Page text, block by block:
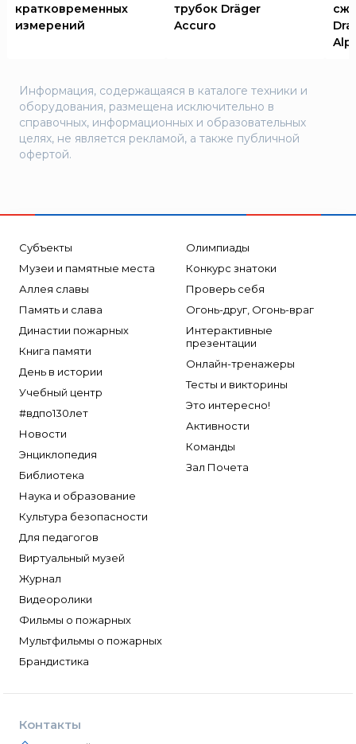
кратковременных
измерений
трубок Dräger
Accuro
Информация, содержащаяся в каталоге техники и
оборудования, размещена исключительно в
справочных, информационных и образовательных
целях, не является рекламой, а также публичной
офертой.
Субъекты
Музеи и памятные места
Аллея славы
Память и слава
Династии пожарных
Книга памяти
День в истории
Учебный центр
#вдпо130лет
Новости
Энциклопедия
Библиотека
Наука и образование
Культура безопасности
Для педагогов
Виртуальный музей
Журнал
Видеоролики
Фильмы о пожарных
Мультфильмы о пожарных
Брандистика
Олимпиады
Конкурс знатоки
Проверь себя
Огонь-друг, Огонь-враг
Интерактивные
презентации
Онлайн-тренажеры
Тесты и викторины
Это интересно!
Активности
Команды
Зал Почета
Контакты